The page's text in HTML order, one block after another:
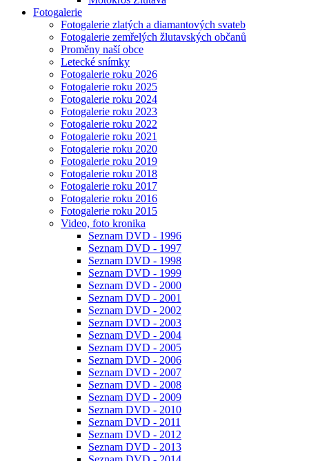
Fotogalerie
Fotogalerie zlatých a diamantových svateb
Fotogalerie zemřelých žlutavských občanů
Proměny naší obce
Letecké snímky
Fotogalerie roku 2026
Fotogalerie roku 2025
Fotogalerie roku 2024
Fotogalerie roku 2023
Fotogalerie roku 2022
Fotogalerie roku 2021
Fotogalerie roku 2020
Fotogalerie roku 2019
Fotogalerie roku 2018
Fotogalerie roku 2017
Fotogalerie roku 2016
Fotogalerie roku 2015
Video, foto kronika
Seznam DVD - 1996
Seznam DVD - 1997
Seznam DVD - 1998
Seznam DVD - 1999
Seznam DVD - 2000
Seznam DVD - 2001
Seznam DVD - 2002
Seznam DVD - 2003
Seznam DVD - 2004
Seznam DVD - 2005
Seznam DVD - 2006
Seznam DVD - 2007
Seznam DVD - 2008
Seznam DVD - 2009
Seznam DVD - 2010
Seznam DVD - 2011
Seznam DVD - 2012
Seznam DVD - 2013